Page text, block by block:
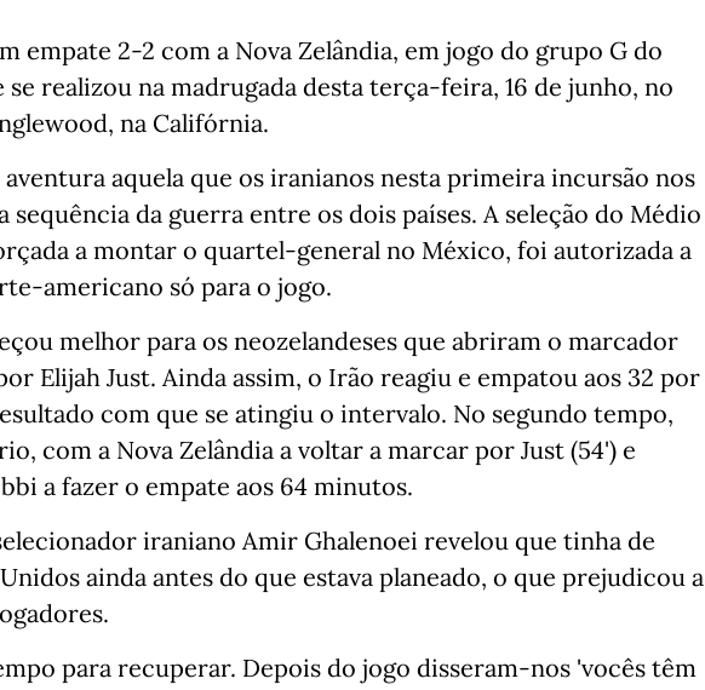
empate 2-2 com a Nova Zelândia, em jogo do grupo G do
se realizou na madrugada desta terça-feira, 16 de junho, no
na Califórnia.
aquela que os iranianos nesta primeira incursão nos
sequência da guerra entre os dois países. A seleção do Médio
a montar o quartel-general no México, foi autorizada a
americano só para o jogo.
melhor para os neozelandeses que abriram o marcador
Elijah Just. Ainda assim, o Irão reagiu e empatou aos 32 por
com que se atingiu o intervalo. No segundo tempo,
com a Nova Zelândia a voltar a marcar por Just (54') e
a fazer o empate aos 64 minutos.
iraniano Amir Ghalenoei revelou que tinha de
ainda antes do que estava planeado, o que prejudicou a
para recuperar. Depois do jogo disseram-nos 'vocês têm